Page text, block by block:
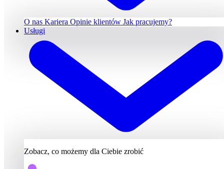
O nas Kariera Opinie klientów Jak pracujemy?
Usługi
Zobacz, co możemy dla Ciebie zrobić